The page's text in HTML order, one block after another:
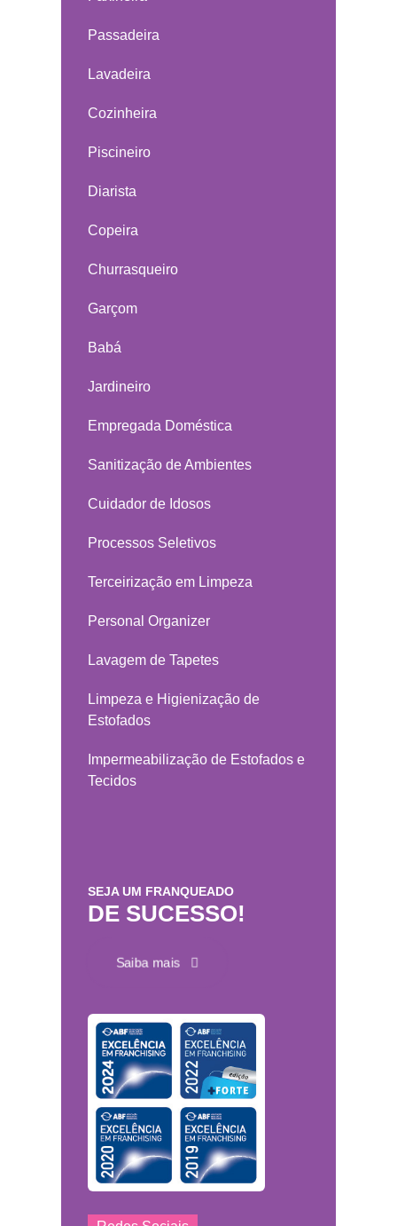
Passadeira
Lavadeira
Cozinheira
Piscineiro
Diarista
Copeira
Churrasqueiro
Garçom
Babá
Jardineiro
Empregada Doméstica
Sanitização de Ambientes
Cuidador de Idosos
Processos Seletivos
Terceirização em Limpeza
Personal Organizer
Lavagem de Tapetes
Limpeza e Higienização de
Estofados
Impermeabilização de Estofados e
Tecidos
SEJA UM FRANQUEADO
DE SUCESSO!
Saiba mais